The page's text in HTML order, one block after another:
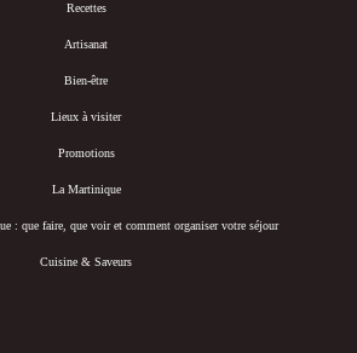
Recettes
Artisanat
Bien-être
Lieux à visiter
Promotions
La Martinique
: que faire, que voir et comment organiser votre séjour
Cuisine & Saveurs